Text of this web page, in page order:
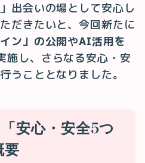
出会いの場として安心し
だきたいと、今回新たに
ン」の公開やAI活用を
施し、さらなる安心・安
うこととなりました。
安心・安全5つ
要